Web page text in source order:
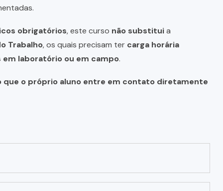
obrigatórios, este curso não substituia
Trabalho, os quais precisam ter carga horária
laboratório ou em campo.
que o próprio aluno entre em contato diretamente